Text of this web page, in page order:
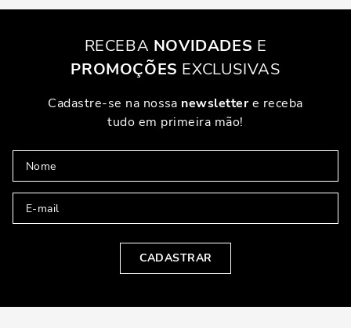
RECEBA NOVIDADES E
PROMOÇÕES EXCLUSIVAS
Cadastre-se na nossa newslettere receba
tudo em primeira mão!
CADASTRAR